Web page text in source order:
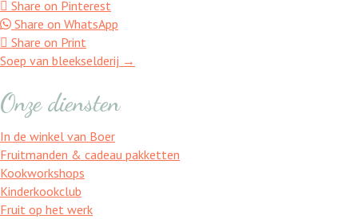
Share on Pinterest
Share on WhatsApp
Share on Print
Posts
navigation
Soep van bleekselderij →
Onze diensten
In de winkel van Boer
Fruitmanden & cadeau pakketten
Kookworkshops
Kinderkookclub
Fruit op het werk